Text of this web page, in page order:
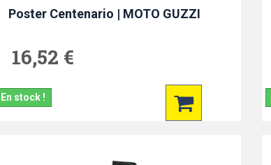
Poster Centenario | MOTO GUZZI
16,52 €
En stock !